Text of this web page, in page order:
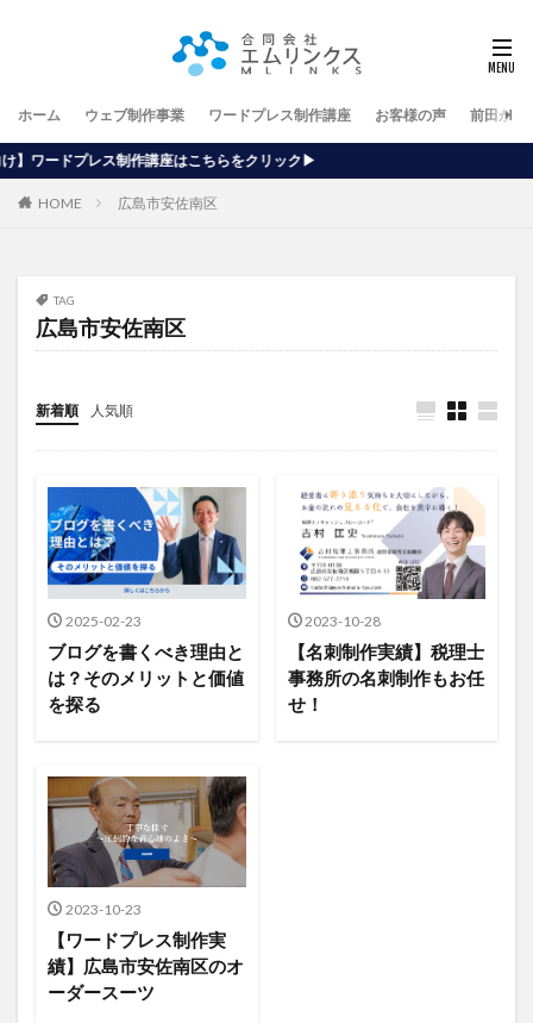
ホーム ウェブ制作事業 ワードプレス制作講座 お客様の声 前田が行
座はこちらをクリック▶
HOME 広島市安佐南区
TAG
広島市安佐南区
新着順 人気順
2025-02-23
ブログを書くべき理由と
は？そのメリットと価値
を探る
2023-10-28
【名刺制作実績】税理士
事務所の名刺制作もお任
せ！
2023-10-23
【ワードプレス制作実
績】広島市安佐南区のオ
ーダースーツ